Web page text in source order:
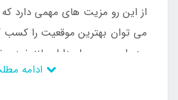
از این رو مزیت های مهمی دارد
می توان بهترین موقعیت را کسب
برد. این محصول دارای لنز ضد
حضور در آب گرم دچار مشکل نشد